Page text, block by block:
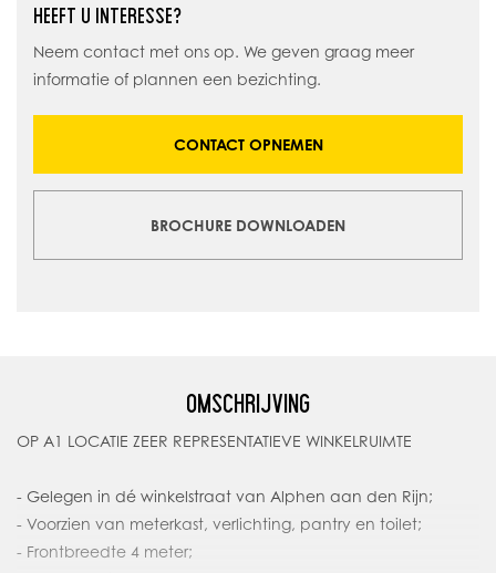
HEEFT U INTERESSE?
Neem contact met ons op. We geven graag meer
informatie of plannen een bezichting.
CONTACT OPNEMEN
BROCHURE DOWNLOADEN
OMSCHRIJVING
OP A1 LOCATIE ZEER REPRESENTATIEVE WINKELRUIMTE
- Gelegen in dé winkelstraat van Alphen aan den Rijn;
- Voorzien van meterkast, verlichting, pantry en toilet;
- Frontbreedte 4 meter;